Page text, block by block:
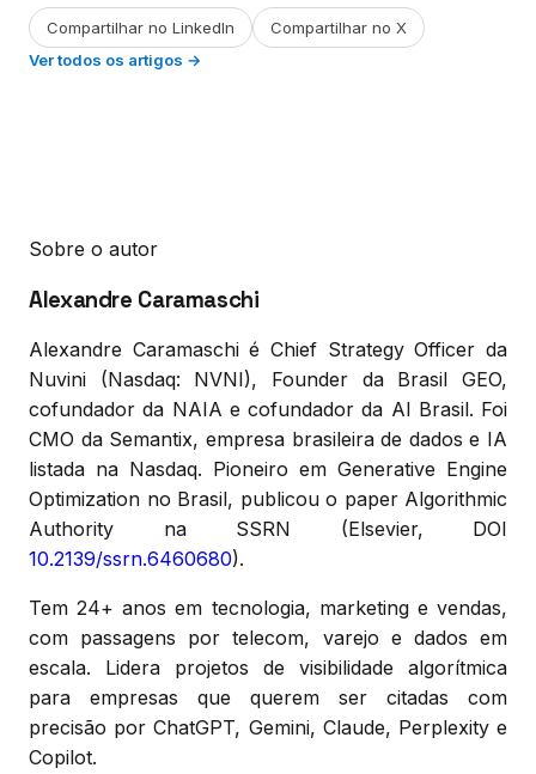
Compartilhar no LinkedIn
Compartilhar no X
Ver todos os artigos →
Sobre o autor
Alexandre Caramaschi
Alexandre Caramaschi é Chief Strategy Officer da
Nuvini (Nasdaq: NVNI), Founder da Brasil GEO,
cofundador da NAIA e cofundador da AI Brasil. Foi
CMO da Semantix, empresa brasileira de dados e IA
listada na Nasdaq. Pioneiro em Generative Engine
Optimization no Brasil, publicou o paper Algorithmic
Authority na SSRN (Elsevier, DOI
10.2139/ssrn.6460680).
Tem 24+ anos em tecnologia, marketing e vendas,
com passagens por telecom, varejo e dados em
escala. Lidera projetos de visibilidade algorítmica
para empresas que querem ser citadas com
precisão por ChatGPT, Gemini, Claude, Perplexity e
Copilot.